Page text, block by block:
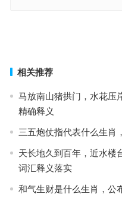
相关推荐
马放南山猪拱门，水花压
精确释义
三五炮仗指代表什么生肖
天长地久到百年，近水楼
词汇释义落实
和气生财是什么生肖，公